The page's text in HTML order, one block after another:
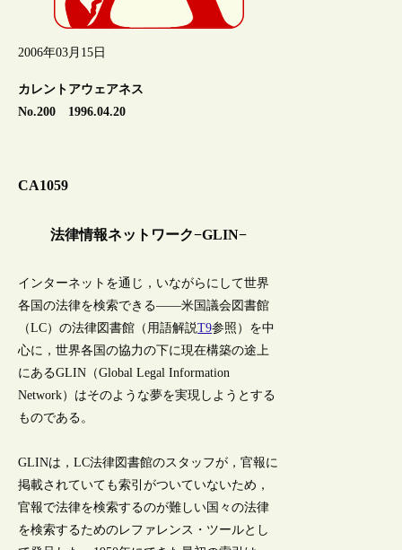
2006年03月15日
カレントアウェアネス
No.200 1996.04.20
CA1059
法律情報ネットワーク−GLIN−
インターネットを通じ，いながらにして世界
各国の法律を検索できる――米国議会図書館
（LC）の法律図書館（用語解説T9参照）を中
心に，世界各国の協力の下に現在構築の途上
にあるGLIN（Global Legal Information
Network）はそのような夢を実現しようとする
ものである。
GLINは，LC法律図書館のスタッフが，官報に
掲載されていても索引がついていないため，
官報で法律を検索するのが難しい国々の法律
を検索するためのレファレンス・ツールとし